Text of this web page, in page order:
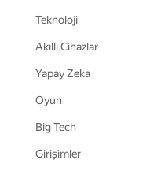
Teknoloji
Akıllı Cihazlar
Yapay Zeka
Oyun
Big Tech
Girişimler